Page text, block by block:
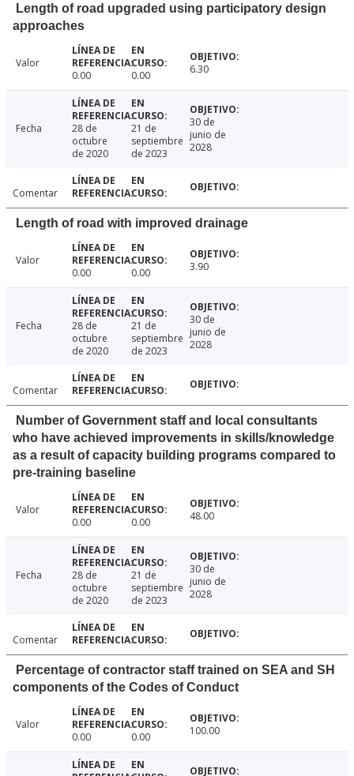
Length of road upgraded using participatory design
approaches
Valor
0.00
0.00 6.30
Fecha
28 de
octubre
de 2020
21 de
septiembre
de 2023
30 de
junio de
2028
Comentar
Length of road with improved drainage
Valor
0.00
0.00 3.90
Fecha
28 de
octubre
de 2020
21 de
septiembre
de 2023
30 de
junio de
2028
Comentar
Number of Government staff and local consultants
who have achieved improvements in skills/knowledge
as a result of capacity building programs compared to
pre-training baseline
Valor
0.00
0.00 48.00
Fecha
28 de
octubre
de 2020
21 de
septiembre
de 2023
30 de
junio de
2028
Comentar
Percentage of contractor staff trained on SEA and SH
components of the Codes of Conduct
Valor
0.00
0.00 100.00